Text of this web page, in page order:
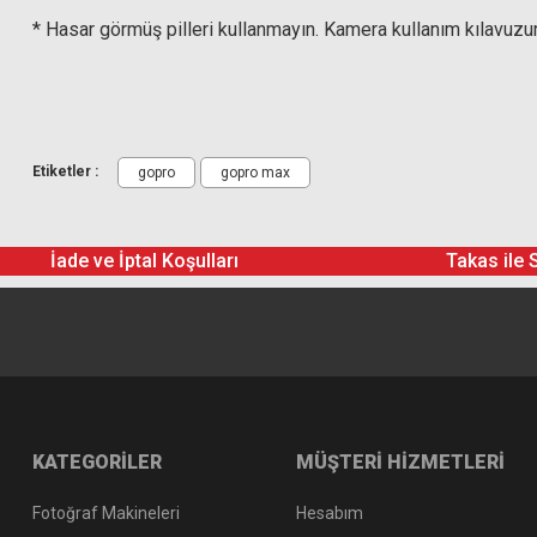
* Hasar görmüş pilleri kullanmayın. Kamera kullanım
Etiketler : gopro gopro max
İade ve İptal Koşulları Takas ile
KATEGORİLER
Fotoğraf Makineleri
MÜŞTERİ HİZMETLERİ
Hesabım